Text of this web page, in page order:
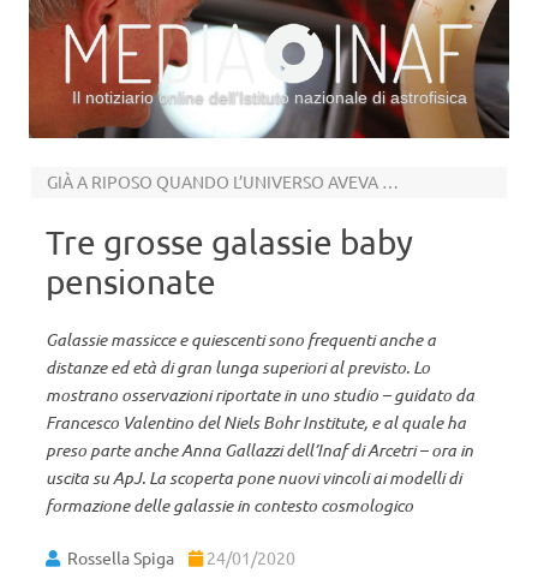
Il notiziario online dell’Istituto nazionale di astrofisica
GIÀ A RIPOSO QUANDO L’UNIVERSO AVEVA 1.5 MILIARDI DI ANNI
Tre grosse galassie baby
pensionate
Galassie massicce e quiescenti sono frequenti anche a
distanze ed età di gran lunga superiori al previsto. Lo
mostrano osservazioni riportate in uno studio – guidato da
Francesco Valentino del Niels Bohr Institute, e al quale ha
preso parte anche Anna Gallazzi dell’Inaf di Arcetri – ora in
uscita su ApJ. La scoperta pone nuovi vincoli ai modelli di
formazione delle galassie in contesto cosmologico
Rossella Spiga 24/01/2020